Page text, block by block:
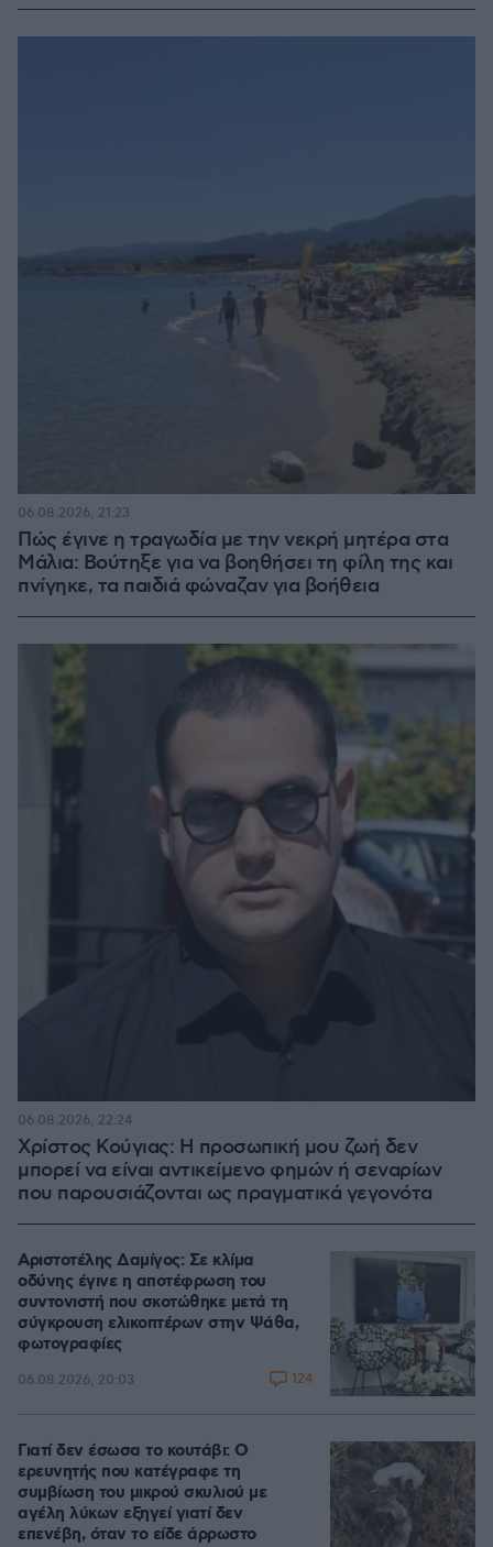
Πώς έγινε η τραγωδία με την νεκρή μητέρα στα
Μάλια: Βούτηξε για να βοηθήσει τη φίλη της και
πνίγηκε, τα παιδιά φώναζαν για βοήθεια
06.08.2026, 21:23
Χρίστος Κούγιας: Η προσωπική μου ζωή δεν
μπορεί να είναι αντικείμενο φημών ή σεναρίων
που παρουσιάζονται ως πραγματικά γεγονότα
06.08.2026, 22:24
Αριστοτέλης Δαμίγος: Σε κλίμα
οδύνης έγινε η αποτέφρωση του
συντονιστή που σκοτώθηκε μετά τη
σύγκρουση ελικοπτέρων στην Ψάθα,
φωτογραφίες
06.08.2026, 20:03 124
Γιατί δεν έσωσα το κουτάβι: Ο
ερευνητής που κατέγραφε τη
συμβίωση του μικρού σκυλιού με
αγέλη λύκων εξηγεί γιατί δεν
επενέβη, όταν το είδε άρρωστο